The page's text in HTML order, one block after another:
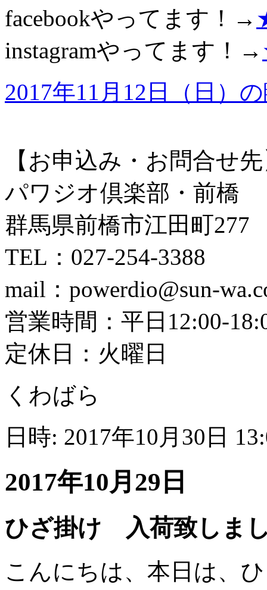
facebookやってます！→
instagramやってます！→
2017年11月12日（日）
【お申込み・お問合せ
パワジオ倶楽部・前橋
群馬県前橋市江田町277
TEL：027-254-3388
mail：powerdio@sun-
営業時間：平日12:00-
定休日：火曜日
くわばら
日時: 2017年10月30日
2017年10月29日
ひざ掛け 入荷致しま
こんにちは、本日は、